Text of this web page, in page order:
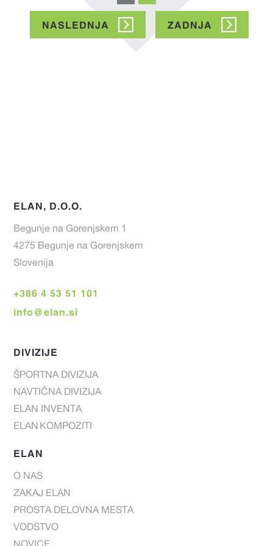
page
NEXT
NASLEDNJA LAST
ZADNJA
ELAN, D.O.O.
Begunje na Gorenjskem 1
4275 Begunje na Gorenjskem
Slovenija
+386 4 53 51 101
info@elan.si
DIVIZIJE
ŠPORTNA DIVIZIJA
NAVTIČNA DIVIZIJA
ELAN INVENTA
ELAN KOMPOZITI
ELAN
O NAS
ZAKAJ ELAN
PROSTA DELOVNA MESTA
VODSTVO